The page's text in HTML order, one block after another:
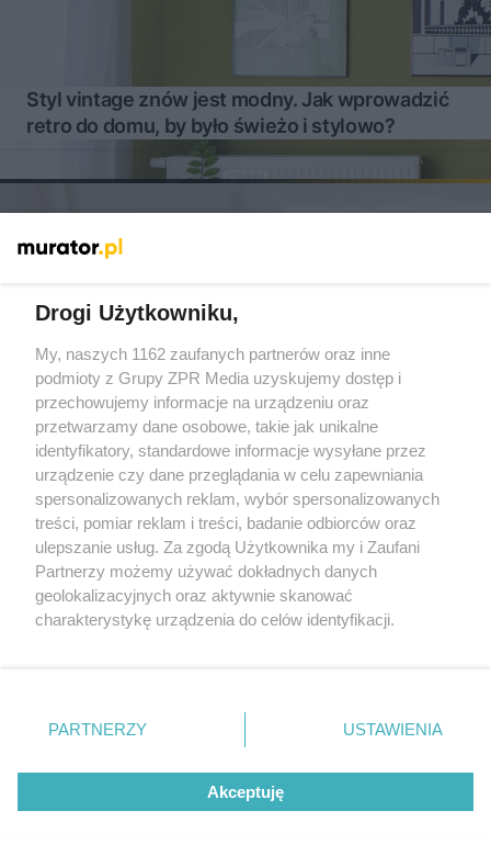
Styl vintage znów jest modny. Jak wprowadzić
retro do domu, by było świeżo i stylowo?
Ceny wycieraczek do domu 2026 – ile kosztują
wycieraczki zewnętrzne i wewnętrzne?
Drogi Użytkowniku,
My, naszych 1162 zaufanych partnerów oraz inne
podmioty z Grupy ZPR Media uzyskujemy dostęp i
przechowujemy informacje na urządzeniu oraz
przetwarzamy dane osobowe, takie jak unikalne
identyfikatory, standardowe informacje wysyłane przez
urządzenie czy dane przeglądania w celu zapewniania
spersonalizowanych reklam, wybór spersonalizowanych
treści, pomiar reklam i treści, badanie odbiorców oraz
ulepszanie usług. Za zgodą Użytkownika my i Zaufani
Partnerzy możemy używać dokładnych danych
geolokalizacyjnych oraz aktywnie skanować
charakterystykę urządzenia do celów identyfikacji.
zmienić/wycofać klikając przycisk ustawień prywatności
znajdujący się w lewym dolnym rogu strony
rodzaje przetwarzania danych nie wymagają zgody
użytkownika, ale masz prawo sprzeciwić się takiemu
przetwarzaniu. Preferencje będą miały zastosowanie tylko
PARTNERZY USTAWIENIA
Akceptuję